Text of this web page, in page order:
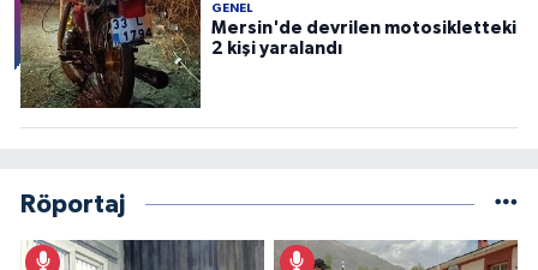
GENEL
Mersin'de devrilen motosikletteki
2 kişi yaralandı
Röportaj